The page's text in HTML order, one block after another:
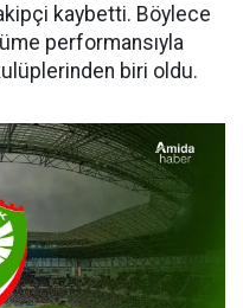
kaybetti. Böylece
performansıyla
biri oldu.